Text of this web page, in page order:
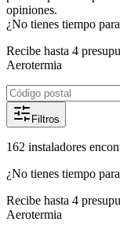
opiniones.
¿No tienes tiempo
Recibe hasta 4
Aerotermia
Filtros
162 instaladores
¿No tienes tiempo
Recibe hasta 4
Aerotermia